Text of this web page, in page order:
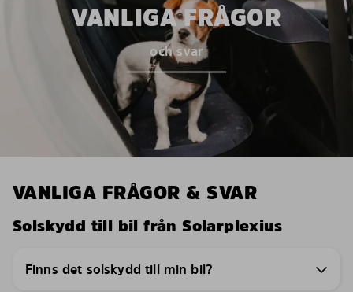
VANLIGA FRÅGOR
och svar
VANLIGA FRÅGOR & SVAR
Solskydd till bil från Solarplexius
Finns det solskydd till min bil?